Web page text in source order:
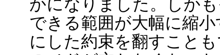
かになりました。しか
できる範囲が大幅に縮
にした約束を翻すこと